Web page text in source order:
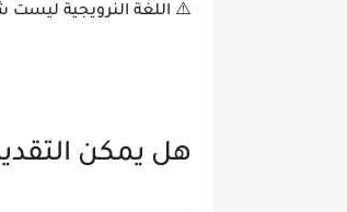
⚠️ اللغة النرويجية ليست
هل يمكن